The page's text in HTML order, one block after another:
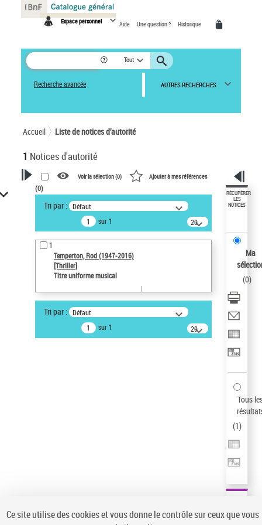
Espace personnel Aide Une question ? Historique
Tout
Recherche avancée AUTRES RECHERCHES
Accueil Liste de notices d’autorité
1 Notices d'autorité
VOTRE RECHERCHE
Recherche avancée dans les
notices d’autorité
Œuvres liées à l'auteur :
Temperton, Rod (1947-2016)
Auteur d’œuvre
ne s'applique pas
Type de notice d'autorité
Voir la sélection (0) Ajouter à mes références
(0)
Tri par : Défaut
sur 1
20
résultats/page
1
Temperton, Rod (1947-2016)
[Thriller]
Titre uniforme musical
Tri par : Défaut
sur 1
20
résultats/page
RÉCUPÉRER
LES
NOTICES
Ma
(0)
Tous
(1)
Panneau de gestion des cookies
Ce site utilise des cookies et vous donne le contrôle sur ceux que vous